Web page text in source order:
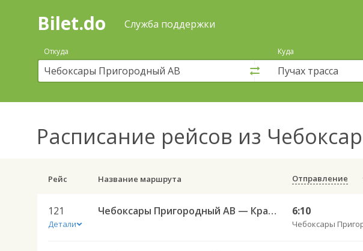
Поиск
покупка
билетов
автобус
онлайн
Bilet.do Служба поддержки
Откуда Куда
Расписание рейсов из
Рейс Название маршрута Отправление
121
Детали
Чебоксары Пригородный АВ — Красноармейское с. ДКП 121 6:10